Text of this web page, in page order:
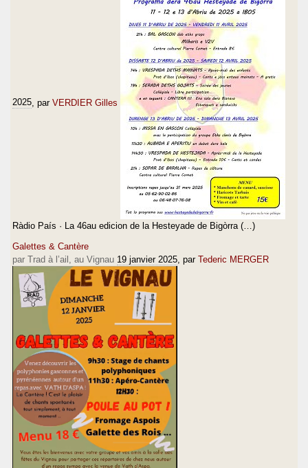
2025 , par VERDIER Gilles
Ràdio País · La 46au edicion de la Hesteyade de Bigòrra (…)
Galettes & Cantère
par Trad à l’ail, au Vignau 19 janvier 2025 , par Tederic MERGER